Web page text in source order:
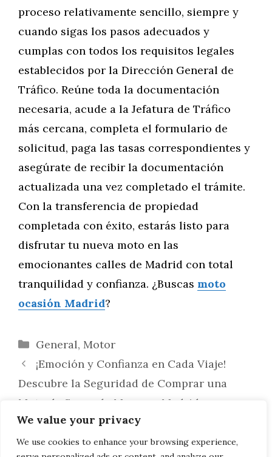
We value your privacy
We use cookies to enhance your browsing experience,
proceso relativamente sencillo, siempre y
cuando sigas los pasos adecuados y
cumplas con todos los requisitos legales
establecidos por la Dirección General de
Tráfico. Reúne toda la documentación
necesaria, acude a la Jefatura de Tráfico
más cercana, completa el formulario de
solicitud, paga las tasas correspondientes y
asegúrate de recibir la documentación
actualizada una vez completado el trámite.
Con la transferencia de propiedad
completada con éxito, estarás listo para
disfrutar tu nueva moto en las
emocionantes calles de Madrid con total
tranquilidad y confianza. ¿Buscas moto
ocasión Madrid?
Categorías
General, Motor
¡Emoción y Confianza en Cada Viaje!
Descubre la Seguridad de Comprar una
Moto de Segunda Mano en Madrid
¡Asegura tu Compra! Descubre Cómo
Verificar el Historial de Mantenimiento de